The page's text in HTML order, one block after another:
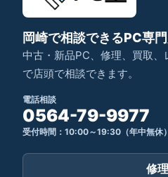
岡崎で相談できるPC専
中古・新品PC、修理、買取、
で店頭で相談できます。
電話相談
0564-79-9977
受付時間：10:00～19:30（年中無休）
修理